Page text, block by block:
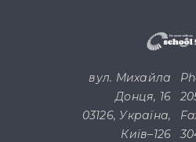
вул. Михайла
Донця, 16
03126, Україна,
Київ–126